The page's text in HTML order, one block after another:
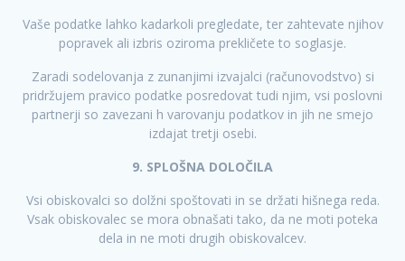
Vaše podatke lahko kadarkoli pregledate, ter zahtevate njihov
popravek ali izbris oziroma prekličete to soglasje.
Zaradi sodelovanja z zunanjimi izvajalci (računovodstvo) si
pridržujem pravico podatke posredovat tudi njim, vsi poslovni
partnerji so zavezani h varovanju podatkov in jih ne smejo
izdajat tretji osebi.
9. SPLOŠNA DOLOČILA
Vsi obiskovalci so dolžni spoštovati in se držati hišnega reda.
Vsak obiskovalec se mora obnašati tako, da ne moti poteka
dela in ne moti drugih obiskovalcev.